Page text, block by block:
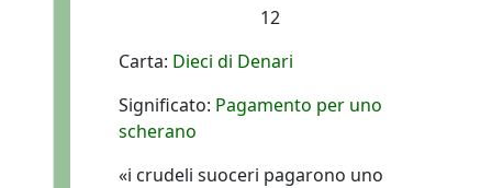
12
Carta: Dieci di Denari
Significato: Pagamento per uno
scherano
«i crudeli suoceri pagarono uno